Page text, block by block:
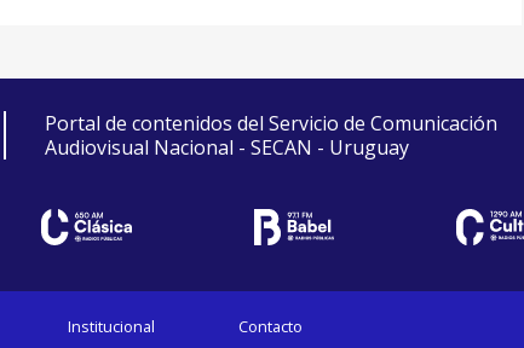
Portal de contenidos del Servicio de Comunicación
Audiovisual Nacional - SECAN - Uruguay
Institucional Contacto